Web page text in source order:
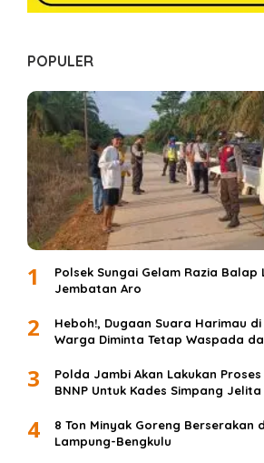
POPULER
1
Polsek Sungai Gelam Razia Balap
Jembatan Aro
2
Heboh!, Dugaan Suara Harimau di
Warga Diminta Tetap Waspada
3
Polda Jambi Akan Lakukan
BNNP Untuk Kades Simpang Jelita
4
8 Ton Minyak Goreng Berserakan
Lampung-Bengkulu